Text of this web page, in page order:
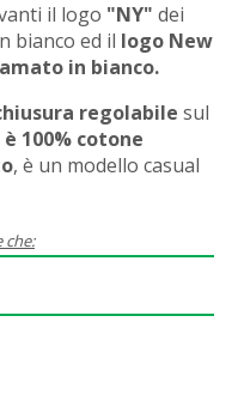
il logo "NY" dei
bianco ed il logo New
in bianco.
regolabile sul
100% cotone
, è un modello casual
che: